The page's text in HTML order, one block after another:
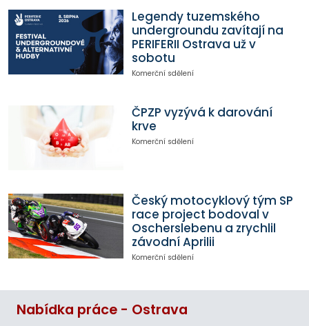
Legendy tuzemského
undergroundu zavítají na
PERIFERII Ostrava už v
sobotu
Komerční sdělení
ČPZP vyzývá k darování
krve
Komerční sdělení
Český motocyklový tým SP
race project bodoval v
Oscherslebenu a zrychlil
závodní Aprilii
Komerční sdělení
Nabídka práce - Ostrava